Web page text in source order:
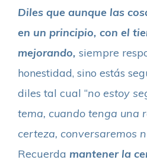
Diles que aunque las
en un principio, con el
mejorando, siempre
honestidad, sino estás
diles tal cual “no estoy
tema, cuando tenga una
certeza, conversaremos
Recuerda mantener la